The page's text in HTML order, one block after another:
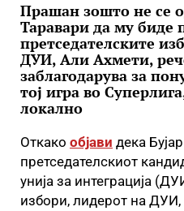
Прашан зошто не се
Таравари да му биде
претседателските
ДУИ, Али Ахмети,
заблагодарува за
тој игра во
локално
Откако објави дека
претседателскиот
унија за интеграција
избори, лидерот на